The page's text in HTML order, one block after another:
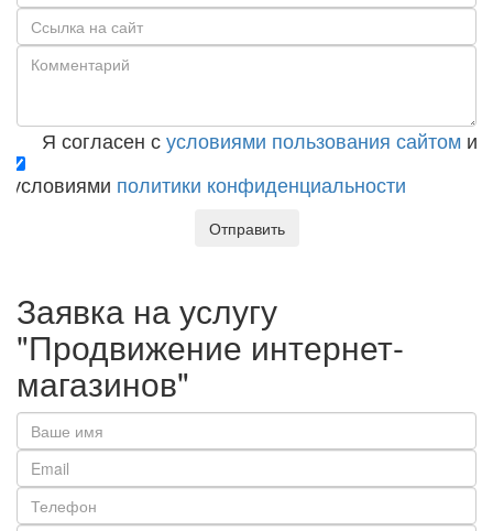
Я согласен сусловиями пользования сайтом и с
условиями политики конфиденциальности
Отправить
Заявка на услугу
"Продвижение интернет-
магазинов"